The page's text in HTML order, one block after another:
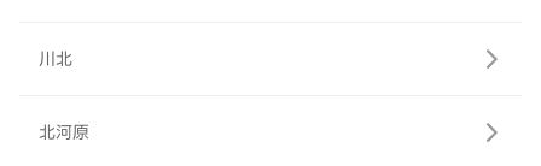
川北
北河原